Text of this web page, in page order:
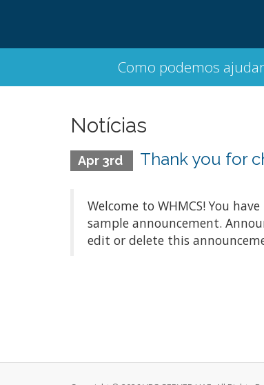
Como podemos
Notícias
Apr 3rd Thank you for
Welcome to WHMCS! You
sample announcement.
edit or delete this